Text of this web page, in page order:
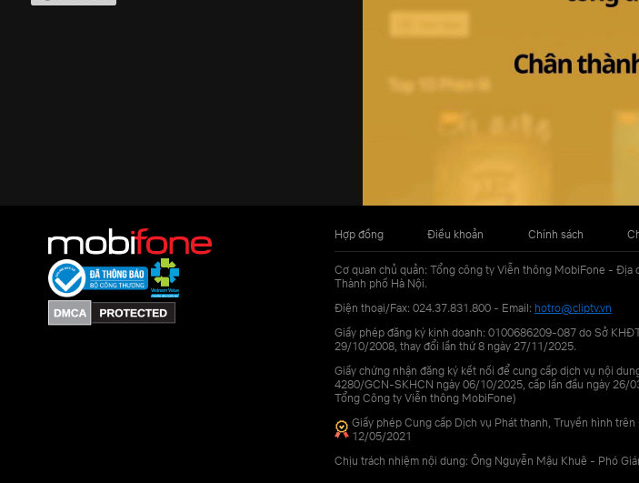
Hợp đồng Điều khoản Chính sách
Cơ quan chủ quản: Tổng công ty Viễn thông MobiFone - Địa
Thành phố Hà Nội.
Điện thoại/Fax: 024.37.831.800 - Email: hotro@cliptv.vn
Giấy phép đăng ký kinh doanh: 0100686209-087 do Sở
29/10/2008, thay đổi lần thứ 8 ngày 27/11/2025.
Giấy chứng nhận đăng ký kết nối để cung cấp dịch vụ nội
4280/GCN-SKHCN ngày 06/10/2025, cấp lần đầu ngày 26/
Tổng Công ty Viễn thông MobiFone)
Giấy phép Cung cấp Dịch vụ Phát thanh, Truyền hình
12/05/2021
Chịu trách nhiệm nội dung: Ông Nguyễn Mậu Khuê - Phó